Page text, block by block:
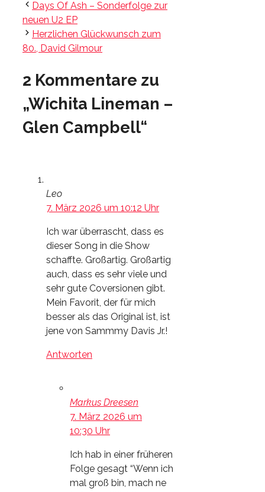
Days Of Ash – Sonderfolge zur
neuen U2 EP
Herzlichen Glückwunsch zum
80., David Gilmour
2 Kommentare zu
„Wichita Lineman –
Glen Campbell“
Leo
7. März 2026 um 10:12 Uhr
Ich war überrascht, dass es
dieser Song in die Show
schaffte. Großartig. Großartig
auch, dass es sehr viele und
sehr gute Coversionen gibt.
Mein Favorit, der für mich
besser als das Original ist, ist
jene von Sammmy Davis Jr.!
Antworten
Markus Dreesen
7. März 2026 um
10:30 Uhr
Ich hab in einer früheren
Folge gesagt “Wenn ich
mal groß bin, mach ne